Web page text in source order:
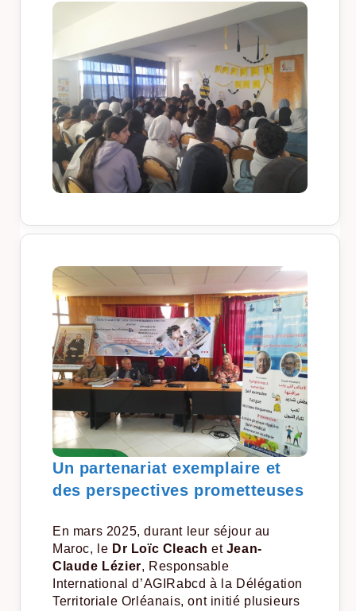
Un partenariat exemplaire et
des perspectives prometteuses
En mars 2025, durant leur séjour au
Maroc, le Dr Loïc Cleach et Jean-
Claude Lézier, Responsable
International d’AGIRabcd à la Délégation
Territoriale Orléanais, ont initié plusieurs